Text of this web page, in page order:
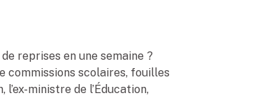
reprises en une semaine ?
commissions scolaires, fouilles
ministre de l’Éducation,